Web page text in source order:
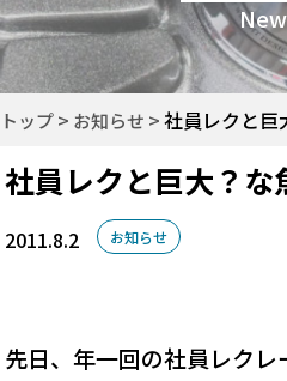
トップ お知らせ 社員レクと巨
社員レクと巨大？な
2011.8.2 お知らせ
先日、年一回の社員レクレ